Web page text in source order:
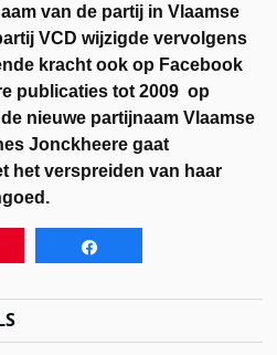
van de partij in Vlaamse
VCD wijzigde vervolgens
kracht ook op Facebook
publicaties tot 2009 op
nieuwe partijnaam Vlaamse
Jonckheere gaat
het verspreiden van haar